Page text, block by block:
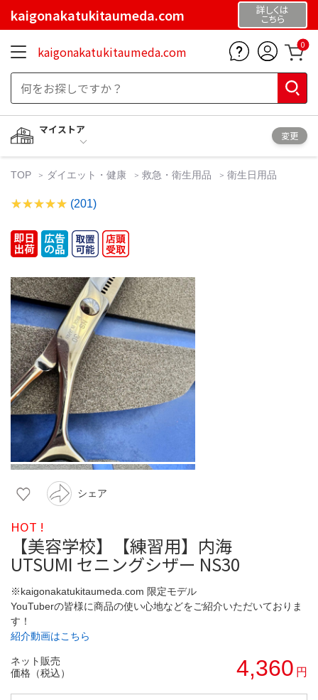
kaigonakatukitaumeda.com 詳しくは
こちら
kaigonakatukitaumeda.com 0
マイストア
変更
TOP ダイエット・健康 救急・衛生用品 衛生日用品
(201)
シェア
HOT !
【美容学校】【練習用】内海
UTSUMI セニングシザー NS30
※kaigonakatukitaumeda.com 限定モデル
YouTuberの皆様に商品の使い心地などをご紹介いただいておりま
す！
紹介動画はこちら
ネット販売
価格（税込）
4,360 円